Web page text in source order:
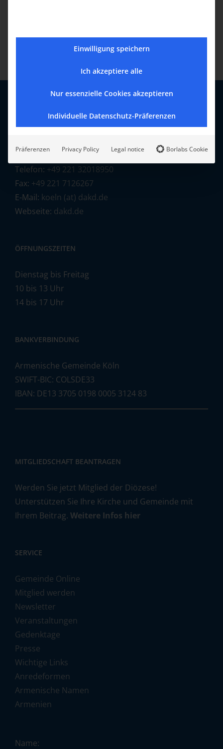
ARMENISCHE GEMEINDE KÖLN E.V.
50735 Köln
Telefon: +49 221 32018950
Fax: +49 221 7126267
E-Mail: koeln (at) dakd.de
Webseite: dakd.de
ÖFFNUNGSZEITEN
Dienstag bis Freitag
10 bis 13 Uhr
14 bis 17 Uhr
BANKVERBINDUNG
Armenische Gemeinde Köln
SWIFT-BIC: COLSDE33
IBAN: DE13 3705 0198 0005 3124 83
MITGLIEDSCHAFT BEANTRAGEN
Werden Sie jetzt Mitglied der Diözese!
Unterstützen Sie Ihre Kirche und Gemeinde mit
Ihrem Beitrag. Weitere Infos hier
SERVICE
Gemeinde Online
Mitglied werden
Newsletter
Veranstaltungen
Gedenktage
Presse
Wichtige Links
Anredeformen
Armenische Namen
Armenien
Name:
Einwilligung speichern
Ich akzeptiere alle
Nur essenzielle Cookies akzeptieren
Individuelle Datenschutz-Präferenzen
Präferenzen Privacy Policy Legal notice Borlabs Cookie